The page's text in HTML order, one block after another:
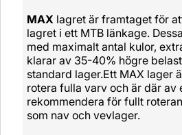
MAX lagret är framtaget för
lagret i ett MTB länkage.
med maximalt antal kulor,
klarar av 35-40% högre
standard lager.Ett MAX lager
rotera fulla varv och är där av
rekommendera för fullt
som nav och vevlager.